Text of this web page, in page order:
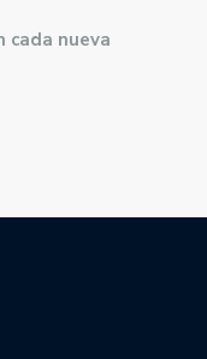
cada nueva